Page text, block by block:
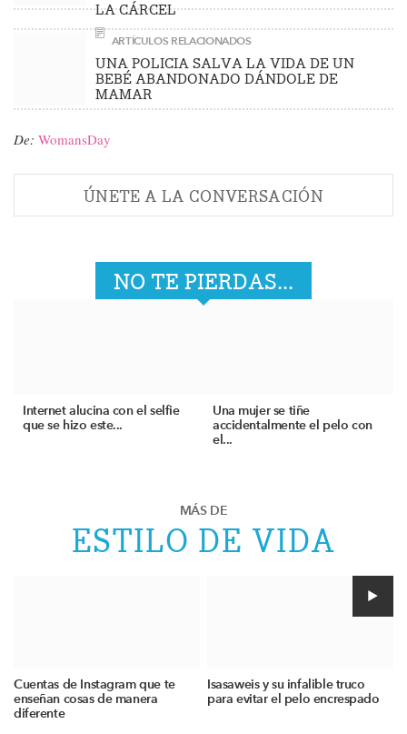
LA CÁRCEL
ARTÍCULOS RELACIONADOS
UNA POLICIA SALVA LA VIDA DE UN
BEBÉ ABANDONADO DÁNDOLE DE
MAMAR
De: WomansDay
ÚNETE A LA CONVERSACIÓN
NO TE PIERDAS...
Internet alucina con el selfie
que se hizo este...
Una mujer se tiñe
accidentalmente el pelo con
el...
MÁS DE
ESTILO DE VIDA
Cuentas de Instagram que te
enseñan cosas de manera
diferente
Isasaweis y su infalible truco
para evitar el pelo encrespado